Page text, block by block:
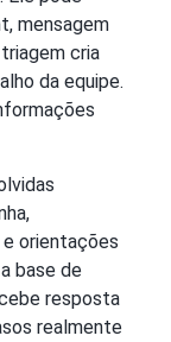
mensagem
cria
da equipe.
orientações
base de
resposta
realmente